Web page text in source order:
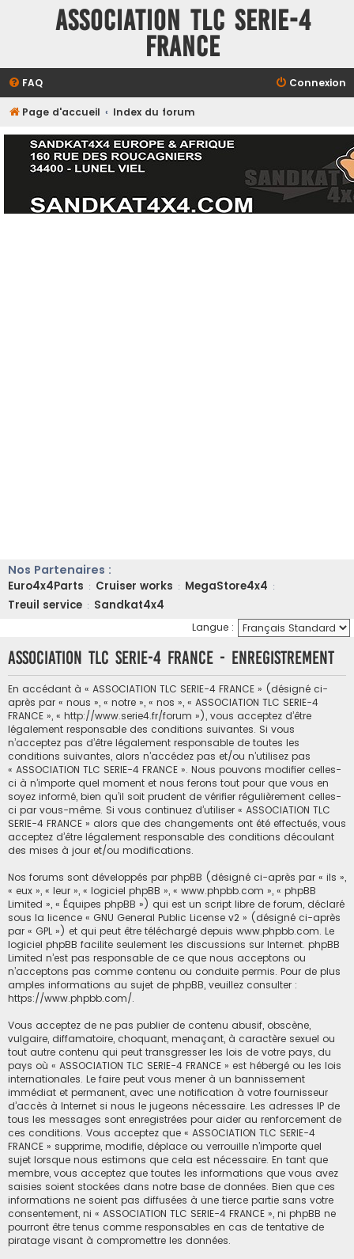
ASSOCIATION TLC SERIE-4
FRANCE
FAQ Connexion
Page d'accueil Index du forum
Nos Partenaires :
Euro4x4Parts : Cruiser works : MegaStore4x4 :
Treuil service : Sandkat4x4
Langue :
ASSOCIATION TLC SERIE-4 FRANCE - Enregistrement
En accédant à « ASSOCIATION TLC SERIE-4 FRANCE » (désigné ci-
après par « nous », « notre », « nos », « ASSOCIATION TLC SERIE-4
FRANCE », « http://www.serie4.fr/forum »), vous acceptez d’être
légalement responsable des conditions suivantes. Si vous
n’acceptez pas d’être légalement responsable de toutes les
conditions suivantes, alors n’accédez pas et/ou n’utilisez pas
« ASSOCIATION TLC SERIE-4 FRANCE ». Nous pouvons modifier celles-
ci à n’importe quel moment et nous ferons tout pour que vous en
soyez informé, bien qu’il soit prudent de vérifier régulièrement celles-
ci par vous-même. Si vous continuez d’utiliser « ASSOCIATION TLC
SERIE-4 FRANCE » alors que des changements ont été effectués, vous
acceptez d’être légalement responsable des conditions découlant
des mises à jour et/ou modifications.
Nos forums sont développés par phpBB (désigné ci-après par « ils »,
« eux », « leur », « logiciel phpBB », « www.phpbb.com », « phpBB
Limited », « Équipes phpBB ») qui est un script libre de forum, déclaré
sous la licence « GNU General Public License v2 » (désigné ci-après
par « GPL ») et qui peut être téléchargé depuis www.phpbb.com. Le
logiciel phpBB facilite seulement les discussions sur Internet. phpBB
Limited n’est pas responsable de ce que nous acceptons ou
n’acceptons pas comme contenu ou conduite permis. Pour de plus
amples informations au sujet de phpBB, veuillez consulter :
https://www.phpbb.com/.
Vous acceptez de ne pas publier de contenu abusif, obscène,
vulgaire, diffamatoire, choquant, menaçant, à caractère sexuel ou
tout autre contenu qui peut transgresser les lois de votre pays, du
pays où « ASSOCIATION TLC SERIE-4 FRANCE » est hébergé ou les lois
internationales. Le faire peut vous mener à un bannissement
immédiat et permanent, avec une notification à votre fournisseur
d’accès à Internet si nous le jugeons nécessaire. Les adresses IP de
tous les messages sont enregistrées pour aider au renforcement de
ces conditions. Vous acceptez que « ASSOCIATION TLC SERIE-4
FRANCE » supprime, modifie, déplace ou verrouille n’importe quel
sujet lorsque nous estimons que cela est nécessaire. En tant que
membre, vous acceptez que toutes les informations que vous avez
saisies soient stockées dans notre base de données. Bien que ces
informations ne soient pas diffusées à une tierce partie sans votre
consentement, ni « ASSOCIATION TLC SERIE-4 FRANCE », ni phpBB ne
pourront être tenus comme responsables en cas de tentative de
piratage visant à compromettre les données.